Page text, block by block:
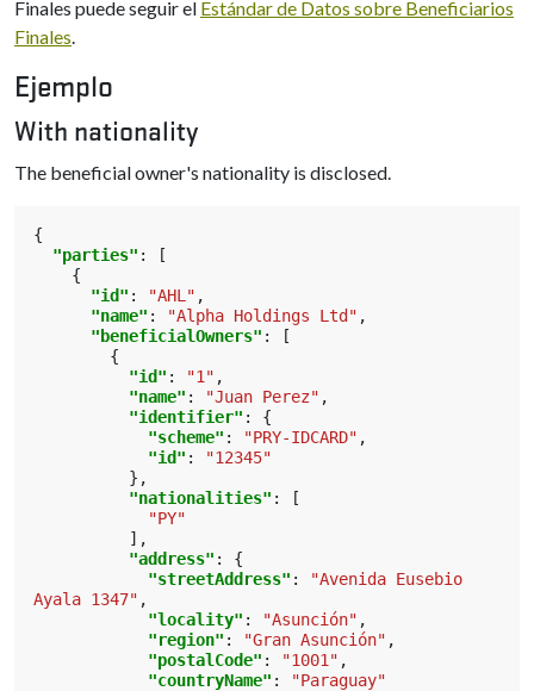
Finales puede seguir el Estándar de Datos sobre Beneficiarios
Finales.
Ejemplo
With nationality
The beneficial owner's nationality is disclosed.
{
"parties" :
[
{
"id" : "AHL" ,
"name" : "Alpha Holdings Ltd" ,
"beneficialOwners" :
[
{
"id" : "1" ,
"name" : "Juan Perez" ,
"identifier" :
{
"scheme" : "PRY-IDCARD" ,
"id" :
"12345"
},
"nationalities" :
[
"PY"
],
"address" :
{
"streetAddress" :
"Avenida Eusebio
Ayala 1347" ,
"locality" : "Asunción" ,
"region" : "Gran Asunción" ,
"postalCode" : "1001" ,
"countryName" :
"Paraguay"